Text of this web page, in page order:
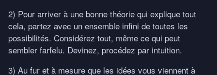
2) Pour arriver à une bonne théorie qui explique tout
cela, partez avec un ensemble infini de toutes les
possibilités. Considérez tout, même ce qui peut
sembler farfelu. Devinez, procédez par intuition.
3) Au fur et à mesure que les idées vous viennent à